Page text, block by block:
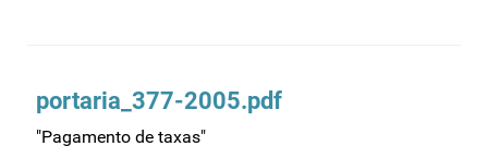
portaria_377-2005.pdf
"Pagamento de taxas"